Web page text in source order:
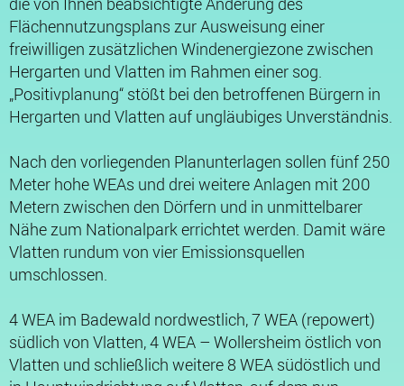
Flächennutzungsplans zur Ausweisung einer
freiwilligen zusätzlichen Windenergiezone zwischen
Hergarten und Vlatten im Rahmen einer sog.
„Positivplanung“ stößt bei den betroffenen Bürgern in
Hergarten und Vlatten auf ungläubiges Unverständnis.
Nach den vorliegenden Planunterlagen sollen fünf 250
Meter hohe WEAs und drei weitere Anlagen mit 200
Metern zwischen den Dörfern und in unmittelbarer
Nähe zum Nationalpark errichtet werden. Damit wäre
Vlatten rundum von vier Emissionsquellen
umschlossen.
4 WEA im Badewald nordwestlich, 7 WEA (repowert)
südlich von Vlatten, 4 WEA – Wollersheim östlich von
Vlatten und schließlich weitere 8 WEA südöstlich und